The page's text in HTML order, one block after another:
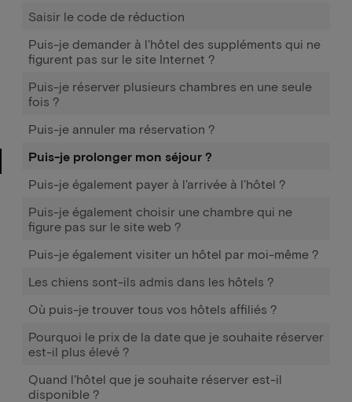
Saisir le code de réduction
Puis-je demander à l'hôtel des suppléments qui ne
figurent pas sur le site Internet ?
Puis-je réserver plusieurs chambres en une seule
fois ?
Puis-je annuler ma réservation ?
Puis-je prolonger mon séjour ?
Puis-je également payer à l'arrivée à l'hôtel ?
Puis-je également choisir une chambre qui ne
figure pas sur le site web ?
Puis-je également visiter un hôtel par moi-même ?
Les chiens sont-ils admis dans les hôtels ?
Où puis-je trouver tous vos hôtels affiliés ?
Pourquoi le prix de la date que je souhaite réserver
est-il plus élevé ?
Quand l'hôtel que je souhaite réserver est-il
disponible ?